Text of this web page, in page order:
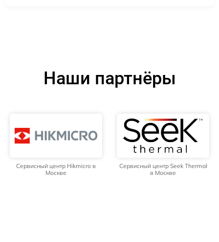
Наши партнёры
Сервисный центр Hikmicro в
Москве
Сервисный центр Seek Thermal
в Москве